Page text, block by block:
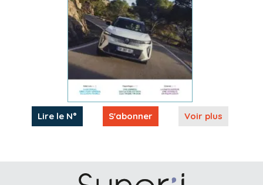
Lire le N° S'abonner Voir plus